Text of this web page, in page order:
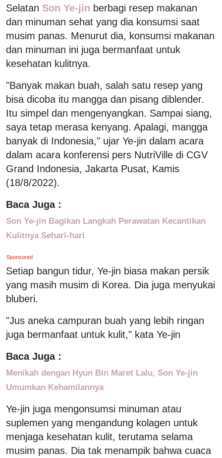
Selatan Son Ye-jin berbagi resep makanan
dan minuman sehat yang dia konsumsi saat
musim panas. Menurut dia, konsumsi makanan
dan minuman ini juga bermanfaat untuk
kesehatan kulitnya.
"Banyak makan buah, salah satu resep yang
bisa dicoba itu mangga dan pisang diblender.
Itu simpel dan mengenyangkan. Sampai siang,
saya tetap merasa kenyang. Apalagi, mangga
banyak di Indonesia," ujar Ye-jin dalam acara
dalam acara konferensi pers NutriVille di CGV
Grand Indonesia, Jakarta Pusat, Kamis
(18/8/2022).
Baca Juga :
Son Ye-jin Bagikan Langkah Perawatan Kecantikan
Kulitnya Sehari-hari
Sponsored
Setiap bangun tidur, Ye-jin biasa makan persik
yang masih musim di Korea. Dia juga menyukai
bluberi.
"Jus aneka campuran buah yang lebih ringan
juga bermanfaat untuk kulit," kata Ye-jin
Baca Juga :
Menikah dengan Hyun Bin Maret Lalu, Son Ye-jin
Umumkan Kehamilannya
Ye-jin juga mengonsumsi minuman atau
suplemen yang mengandung kolagen untuk
menjaga kesehatan kulit, terutama selama
musim panas. Dia tak menampik bahwa cuaca